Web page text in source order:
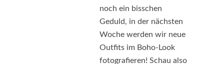
noch ein bisschen
Geduld, in der nächsten
Woche werden wir neue
Outfits im Boho-Look
fotografieren! Schau also